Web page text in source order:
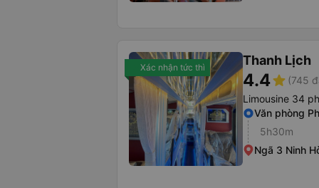
Xác nhận tức thì Thanh Lịch
4.4star (745
Limousine 34
Văn phòng
5h30m
Ngã 3 Ninh